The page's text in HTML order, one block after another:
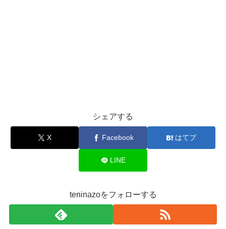
シェアする
X Facebook はてブ
LINE
teninazoをフォローする